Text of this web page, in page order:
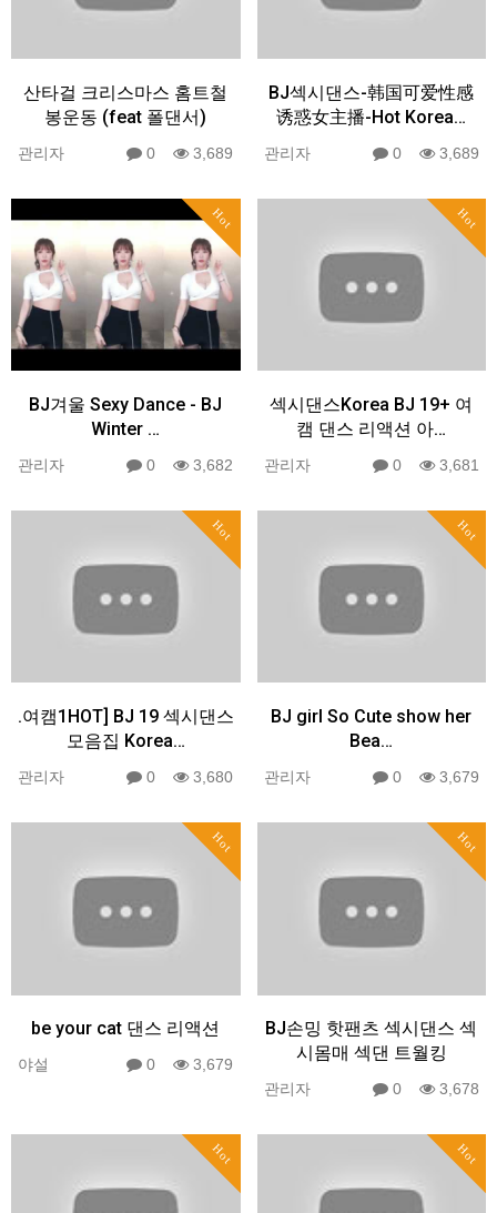
산타걸 크리스마스 홈트철
봉운동 (feat 폴댄서)
관리자 0 3,689
BJ섹시댄스-韩国可爱性感
诱惑女主播-Hot Korea…
관리자 0 3,689
Hot
BJ겨울 Sexy Dance - BJ
Winter …
관리자 0 3,682
Hot
섹시댄스Korea BJ 19+ 여
캠 댄스 리액션 아…
관리자 0 3,681
Hot
.여캠1HOT] BJ 19 섹시댄스
모음집 Korea…
관리자 0 3,680
Hot
BJ girl So Cute show her
Bea…
관리자 0 3,679
Hot
be your cat 댄스 리액션
야설 0 3,679
Hot
BJ손밍 핫팬츠 섹시댄스 섹
시몸매 섹댄 트월킹
관리자 0 3,678
Hot Hot